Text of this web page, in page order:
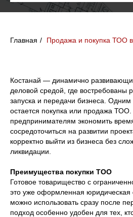
Главная / Продажа и покупка ТОО
Костанай — динамично
деловой средой, где востребованы
запуска и передачи бизнеса. Одним
остается покупка или продажа ТОО.
предпринимателям экономить
сосредоточиться на развитии
корректно выйти из бизнеса без
ликвидации.
Преимущества покупки ТОО
Готовое товарищество с
это уже оформленная юридическая
можно использовать сразу после
подход особенно удобен для тех,